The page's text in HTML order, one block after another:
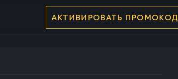
АКТИВИРОВАТЬ ПРОМОКОД